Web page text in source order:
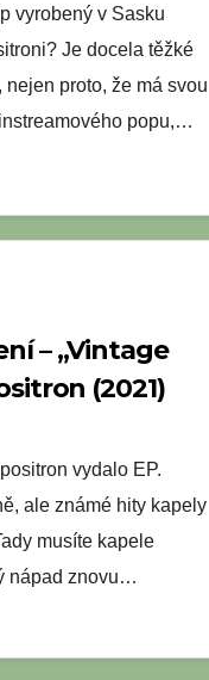
vyrobený v Sasku
Je docela těžké
proto, že má svou
popu,…
– „Vintage
(2021)
vydalo EP.
ale známé hity kapely
musíte kapele
nápad znovu…